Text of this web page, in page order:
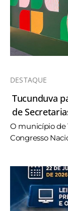
DESTAQUE
Tucunduva
de
O município de
Congresso